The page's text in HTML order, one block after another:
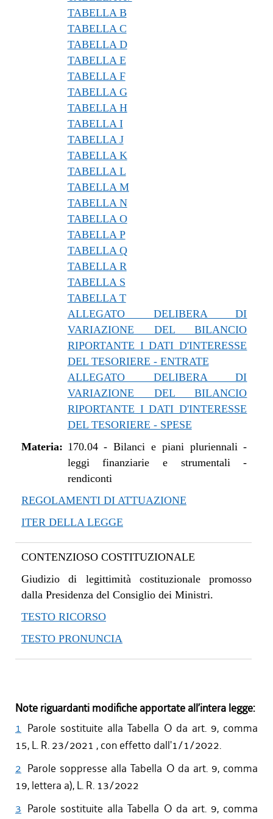
TABELLA B
TABELLA C
TABELLA D
TABELLA E
TABELLA F
TABELLA G
TABELLA H
TABELLA I
TABELLA J
TABELLA K
TABELLA L
TABELLA M
TABELLA N
TABELLA O
TABELLA P
TABELLA Q
TABELLA R
TABELLA S
TABELLA T
ALLEGATO DELIBERA DI
VARIAZIONE DEL BILANCIO
RIPORTANTE I DATI D'INTERESSE
DEL TESORIERE - ENTRATE
ALLEGATO DELIBERA DI
VARIAZIONE DEL BILANCIO
RIPORTANTE I DATI D'INTERESSE
DEL TESORIERE - SPESE
Materia: 170.04-Bilanci e piani pluriennali -
leggi finanziarie e strumentali -
rendiconti
REGOLAMENTI DI ATTUAZIONE
ITER DELLA LEGGE
CONTENZIOSO COSTITUZIONALE
Giudizio di legittimità costituzionale promosso
dalla Presidenza del Consiglio dei Ministri.
TESTO RICORSO
TESTO PRONUNCIA
Note riguardanti modifiche apportate all’intera legge:
1 Parole sostituite alla Tabella O da art. 9, comma
15, L. R. 23/2021 , con effetto dall'1/1/2022.
2 Parole soppresse alla Tabella O da art. 9, comma
19, lettera a), L. R. 13/2022
3 Parole sostituite alla Tabella O da art. 9, comma